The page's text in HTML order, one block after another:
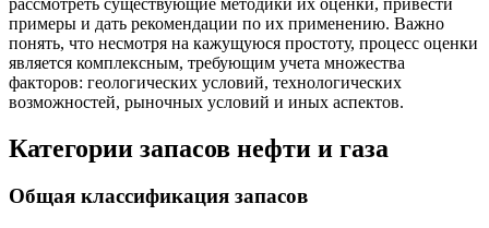
примеры и дать рекомендации по их применению. Важно
понять, что несмотря на кажущуюся простоту, процесс оценки
является комплексным, требующим учета множества
факторов: геологических условий, технологических
возможностей, рыночных условий и иных аспектов.
Категории запасов нефти и газа
Общая классификация запасов